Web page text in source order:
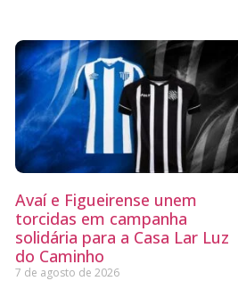
Avaí e Figueirense unem
torcidas em campanha
solidária para a Casa Lar Luz
do Caminho
7 de agosto de 2026